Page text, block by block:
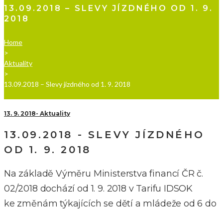
13.09.2018 – SLEVY JÍZDNÉHO OD 1. 9.
2018
Home
>
Aktuality
>
13.09.2018 – Slevy jízdného od 1. 9. 2018
13. 9. 2018 Aktuality
13.09.2018 - SLEVY JÍZDNÉHO
OD 1. 9. 2018
Na základě Výměru Ministerstva financí ČR č.
02/2018 dochází od 1. 9. 2018 v Tarifu IDSOK
ke změnám týkajících se dětí a mládeže od 6 do